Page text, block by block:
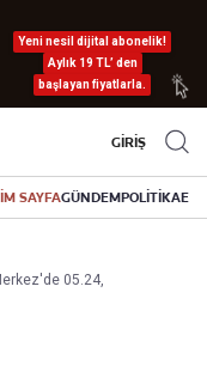
Yeni nesil dijital abonelik!
Aylık 19 TL’ den
başlayan fiyatlarla.
GİRİŞ
SAYFAGÜNDEMPOLİTİKA
05.24,